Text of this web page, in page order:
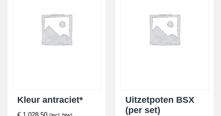
Kleur antraciet*
Uitzetpoten BSX
(per set)